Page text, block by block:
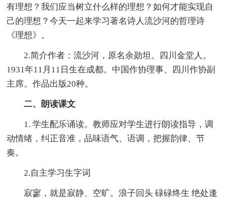
有理想？我们应当树立什么样的理想？如何才能实现自
己的理想？今天一起来学习著名诗人流沙河的哲理诗
《理想》。
2.简介作者：流沙河，原名余勋坦。四川金堂人。
1931年11月11日生在成都。中国作协理事、四川作协副
主席。作品出版20种。
二、朗读课文
1. 学生配乐诵读。教师应对学生进行朗读指导，调
动情绪，纠正音准，品味语气、语调，把握韵律、节
奏。
2.自主学习生字词
寂寥，就是寂静、空旷。浪子回头 碌碌终生 绝处逢